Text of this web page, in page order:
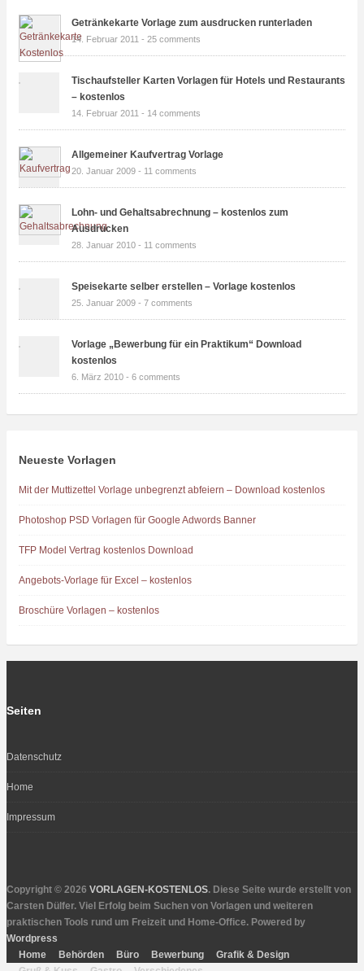
Getränkekarte Vorlage zum ausdrucken runterladen
14. Februar 2011 - 25 comments
Tischaufsteller Karten Vorlagen für Hotels und Restaurants
– kostenlos
14. Februar 2011 - 14 comments
Allgemeiner Kaufvertrag Vorlage
20. Januar 2009 - 11 comments
Lohn- und Gehaltsabrechnung – kostenlos zum
Ausdrucken
28. Januar 2010 - 11 comments
Speisekarte selber erstellen – Vorlage kostenlos
25. Januar 2009 - 7 comments
Vorlage „Bewerbung für ein Praktikum“ Download
kostenlos
6. März 2010 - 6 comments
Neueste Vorlagen
Mit der Muttizettel Vorlage unbegrenzt abfeiern – Download kostenlos
Photoshop PSD Vorlagen für Google Adwords Banner
TFP Model Vertrag kostenlos Download
Angebots-Vorlage für Excel – kostenlos
Broschüre Vorlagen – kostenlos
Seiten
Datenschutz
Home
Impressum
Copyright © 2026 VORLAGEN-KOSTENLOS. Diese Seite wurde erstellt von
Carsten Dülfer. Viel Erfolg beim Suchen von Vorlagen und weiteren
praktischen Tools rund um Freizeit und Home-Office. Powered by
Wordpress
Home
Behörden Büro Bewerbung
Grafik & Design